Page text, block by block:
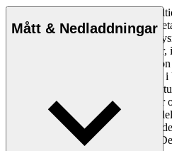
Enkelhet, tydlighet och logik var
Homann och hans skarpa öga för
Homann designade möbler och
projekt på museer,
byggnader – alltid med stor
grundade han Homann Design Inc.
olika projekt vid sidan av arbetet i
runt i världen och höll föreläsningar
Ryssland och Europa. Homann
utmärkelser under sin karriär för
annat Red Dot Award, IF Product
Mått & Nedladdningar